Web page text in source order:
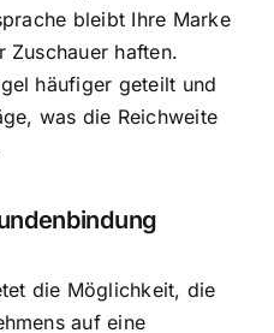
bleibt Ihre Marke
Zuschauer haften.
häufiger geteilt und
was die Reichweite
die Möglichkeit, die
auf eine